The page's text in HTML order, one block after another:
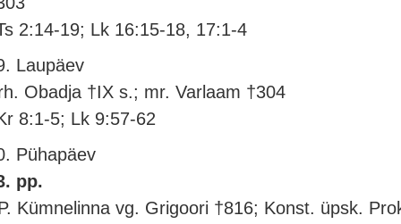
2:14-19; Lk 16:15-18, 17:1-4
Laupäev
Obadja †IX s.; mr. Varlaam †304
8:1-5; Lk 9:57-62
Pühapäev
pp.
Kümnelinna vg. Grigoori †816; Konst. üpsk.